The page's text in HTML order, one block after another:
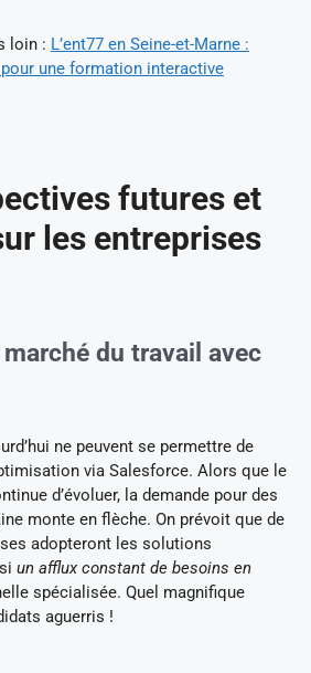
loin : L’ent77 en Seine-et-Marne :
une formation interactive
futures et
les entreprises
marché du travail avec
ne peuvent se permettre de
via Salesforce. Alors que le
d’évoluer, la demande pour des
monte en flèche. On prévoit que de
adopteront les solutions
un afflux constant de besoins en
spécialisée. Quel magnifique
aguerris !